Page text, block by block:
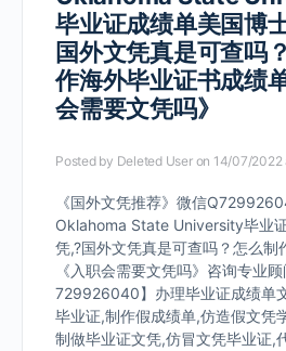
毕业证成绩单美国博
国外文凭真是可查吗
作海外毕业证书成绩
会需要文凭吗》
Posted by Deleted User on 14/07/2022
《国外文凭推荐》微信
Oklahoma State University毕业
凭,?国外文凭真是可查吗？怎么制
《入职会需要文凭吗》咨询专业
729926040】办理毕业证成绩单
毕业证,制作假成绩单,仿造假文凭
制做毕业证文凭,仿冒文凭毕业证,